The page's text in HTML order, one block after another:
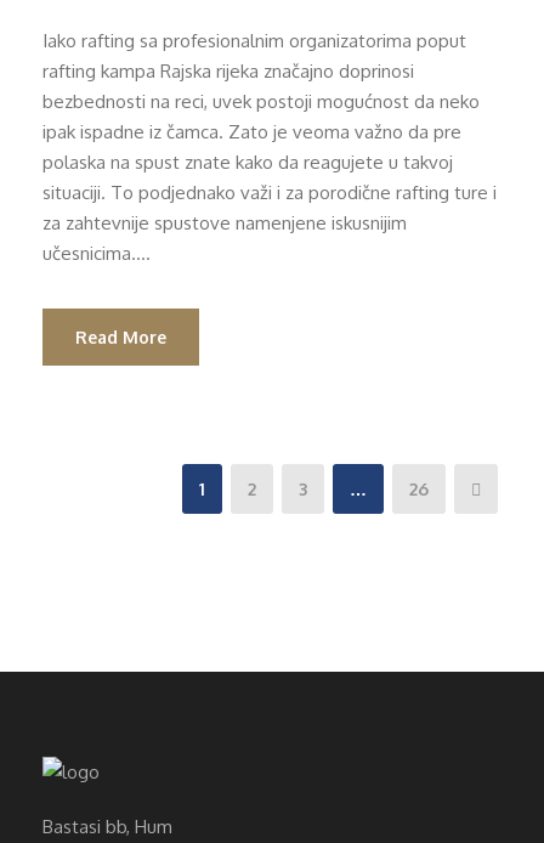
Iako rafting sa profesionalnim organizatorima poput
rafting kampa Rajska rijeka značajno doprinosi
bezbednosti na reci, uvek postoji mogućnost da neko
ipak ispadne iz čamca. Zato je veoma važno da pre
polaska na spust znate kako da reagujete u takvoj
situaciji. To podjednako važi i za porodične rafting ture i
za zahtevnije spustove namenjene iskusnijim
učesnicima....
Read More
1 2 3 … 26
Bastasi bb, Hum